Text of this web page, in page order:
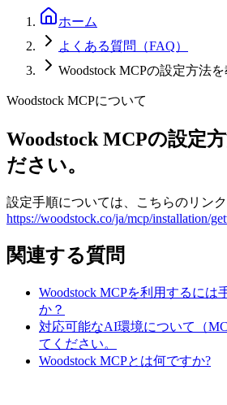
ホーム
よくある質問（FAQ）
Woodstock MCPの設定方法
Woodstock MCPについて
Woodstock MCPの設定
ださい。
設定手順については、こちらのリン
https://woodstock.co/ja/mcp/installation/
関連する質問
Woodstock MCPを利用するには
か？
対応可能なAI環境について（
てください。
Woodstock MCPとは何ですか?